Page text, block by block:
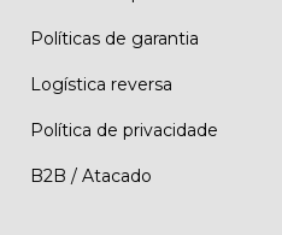
Políticas de garantia
Logística reversa
Política de privacidade
B2B / Atacado